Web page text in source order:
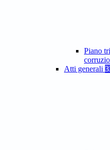
Piano
Atti generali